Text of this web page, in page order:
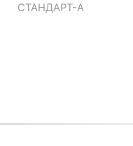
СТАНДАРТ-А